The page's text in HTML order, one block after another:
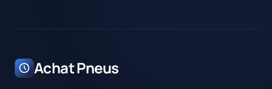
Achat Pneus